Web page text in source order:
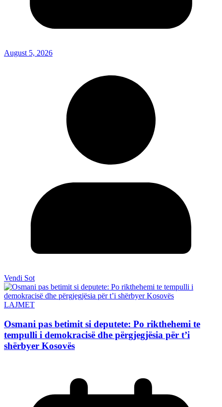
August 5, 2026
Vendi Sot
LAJMET
Osmani pas betimit si deputete: Po rikthehemi te
tempulli i demokracisë dhe përgjegjësia për t’i
shërbyer Kosovës